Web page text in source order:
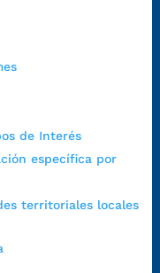
de Interés
específica por
territoriales locales
1:00 p.m. a 5:30 p.m.
Continua con
00